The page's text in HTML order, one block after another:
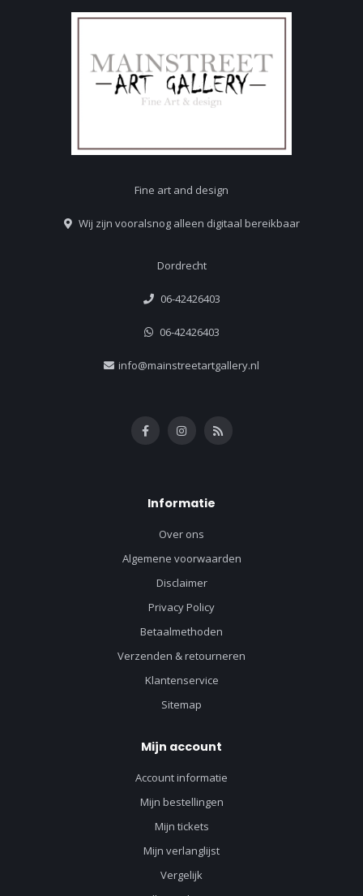
Fine art and design
Wij zijn vooralsnog alleen digitaal bereikbaar
Dordrecht
06-42426403
06-42426403
info@mainstreetartgallery.nl
Informatie
Over ons
Algemene voorwaarden
Disclaimer
Privacy Policy
Betaalmethoden
Verzenden & retourneren
Klantenservice
Sitemap
Mijn account
Account informatie
Mijn bestellingen
Mijn tickets
Mijn verlanglijst
Vergelijk